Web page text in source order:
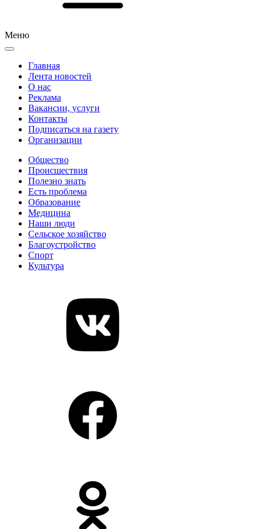
Меню
Главная
Лента новостей
О нас
Реклама
Вакансии, услуги
Контакты
Подписаться на газету
Организации
Общество
Происшествия
Полезно знать
Есть проблема
Образование
Медицина
Наши люди
Сельское хозяйство
Благоустройство
Спорт
Культура